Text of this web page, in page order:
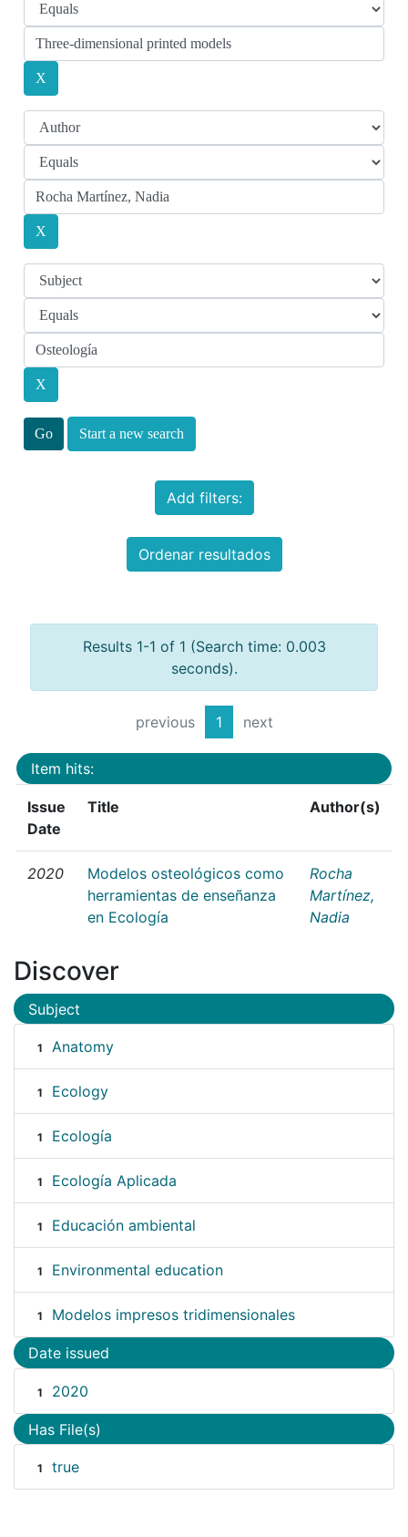
Start a new search
Add filters:
Ordenar resultados
Results 1-1 of 1 (Search time: 0.003
seconds).
previous 1 next
Item hits:
Issue
Date
Title Author(s)
2020
Modelos osteológicos como
herramientas de enseñanza
en Ecología
Rocha
Martínez,
Nadia
Discover
Subject
1 Anatomy
1 Ecology
1 Ecología
1 Ecología Aplicada
1 Educación ambiental
1 Environmental education
1 Modelos impresos tridimensionales
Date issued
1 2020
Has File(s)
1 true